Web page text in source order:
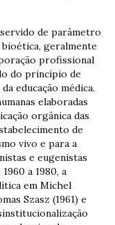
de parâmetro
geralmente
profissional
do princípio de
educação médica.
elaboradas
orgânica das
de
vivo e para a
e eugenistas
a 1980, a
em Michel
Szasz (1961) e